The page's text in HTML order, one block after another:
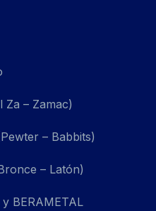
Za – Zamac)
– Babbits)
– Latón)
BERAMETAL